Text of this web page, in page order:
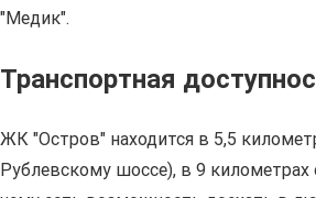
"Медик".
Транспортная
ЖК "Остров" находится в 5,5
Рублевскому шоссе), в 9 километрах